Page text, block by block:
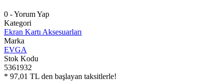
0 - Yorum Yap
Kategori
Ekran Kartı Aksesuarları
Marka
EVGA
Stok Kodu
5361932
* 97,01 TL den başlayan taksitlerle!